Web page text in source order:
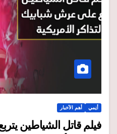
أنِمي أهم الأخبار
فيلم قاتل الشياطين